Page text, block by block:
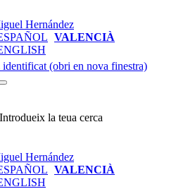
VALENCIÀ
identificat (obri en nova finestra)
Introdueix la teua cerca
VALENCIÀ